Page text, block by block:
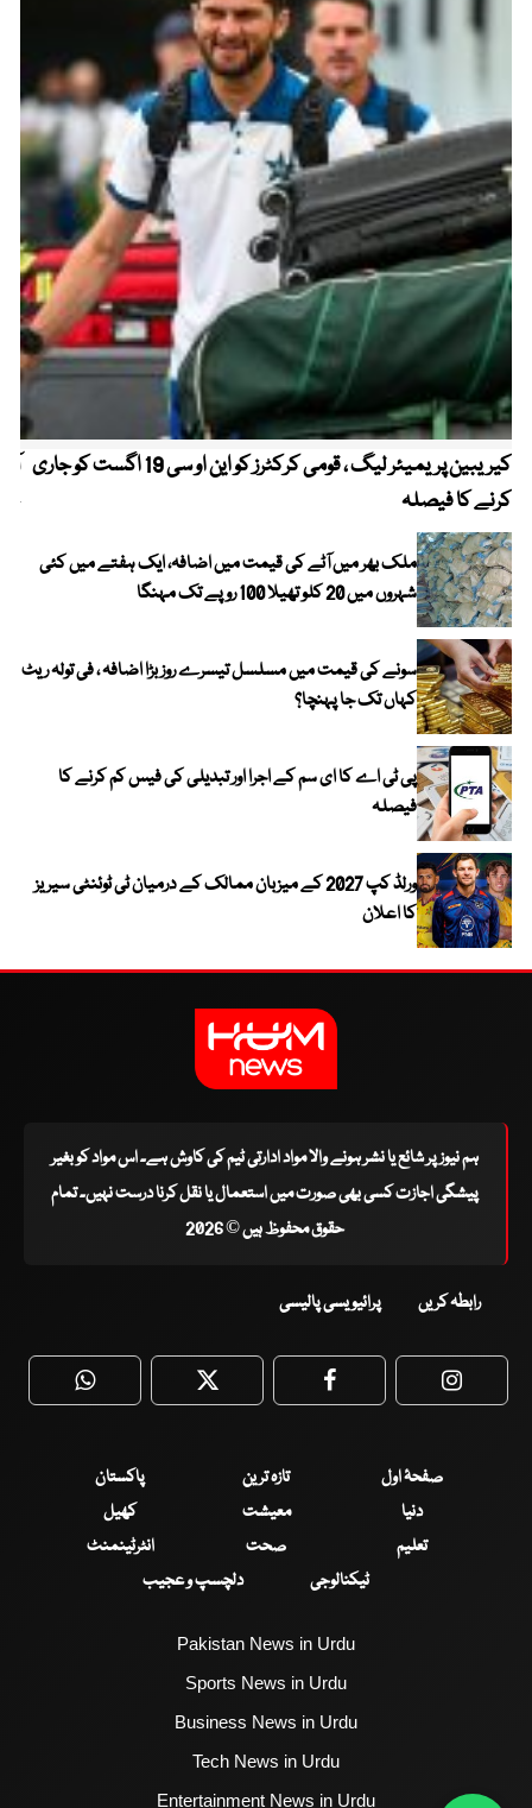
کیریبین پریمیئر لیگ ، قومی کرکٹرز کو این او سی 19 اگست کو جاری
کرنے کا فیصلہ
ملک بھر میں آٹے کی قیمت میں اضافہ، ایک ہفتے میں کئی
شہروں میں 20 کلو تھیلا 100 روپے تک مہنگا
سونے کی قیمت میں مسلسل تیسرے روز بڑا اضافہ ، فی تولہ ریٹ
کہاں تک جا پہنچا؟
پی ٹی اے کا ای سم کے اجرا اور تبدیلی کی فیس کم کرنے کا
فیصلہ
ورلڈ کپ 2027 کے میزبان ممالک کے درمیان ٹی ٹوئنٹی سیریز
کا اعلان
ہم نیوز پر شائع یا نشر ہونے والا مواد ادارتی ٹیم کی کاوش ہے۔ اس مواد کو بغیر
پیشگی اجازت کسی بھی صورت میں استعمال یا نقل کرنا درست نہیں۔ تمام
حقوق محفوظ ہیں © 2026
رابطہ کریں پرائیویسی پالیسی
WhatsApp Twitter Facebook
صفحۂ اول تازہ ترین
پاکستان
دنیا
معیشت
کھیل
تعلیم
صحت
انٹرٹینمنٹ
ٹیکنالوجی
دلچسپ و عجیب
Pakistan News in Urdu
Sports News in Urdu
Business News in Urdu
Tech News in Urdu
Entertainment News in Urdu